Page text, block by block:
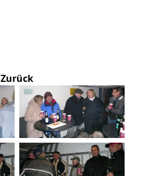
Zurück